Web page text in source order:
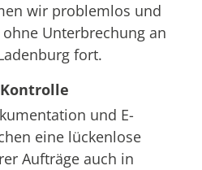
wir problemlos und
ohne Unterbrechung an
fort.
und E-
eine lückenlose
Aufträge auch in